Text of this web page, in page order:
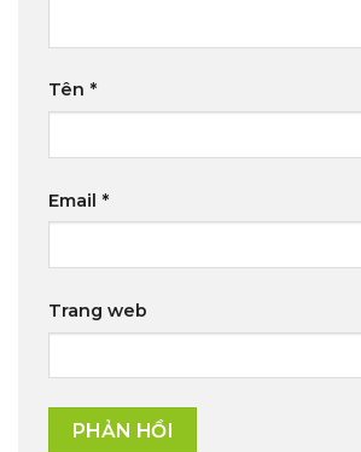
Tên *
Email *
Trang web